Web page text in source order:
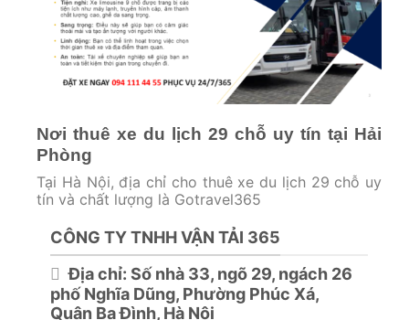
Nơi thuê xe du lịch 29 chỗ uy tín tại Hải
Phòng
Tại Hà Nội, địa chỉ cho thuê xe du lịch 29 chỗ uy
tín và chất lượng là Gotravel365
CÔNG TY TNHH VẬN TẢI 365
Địa chỉ: Số nhà 33, ngõ 29, ngách 26
phố Nghĩa Dũng, Phường Phúc Xá,
Quận Ba Đình, Hà Nội